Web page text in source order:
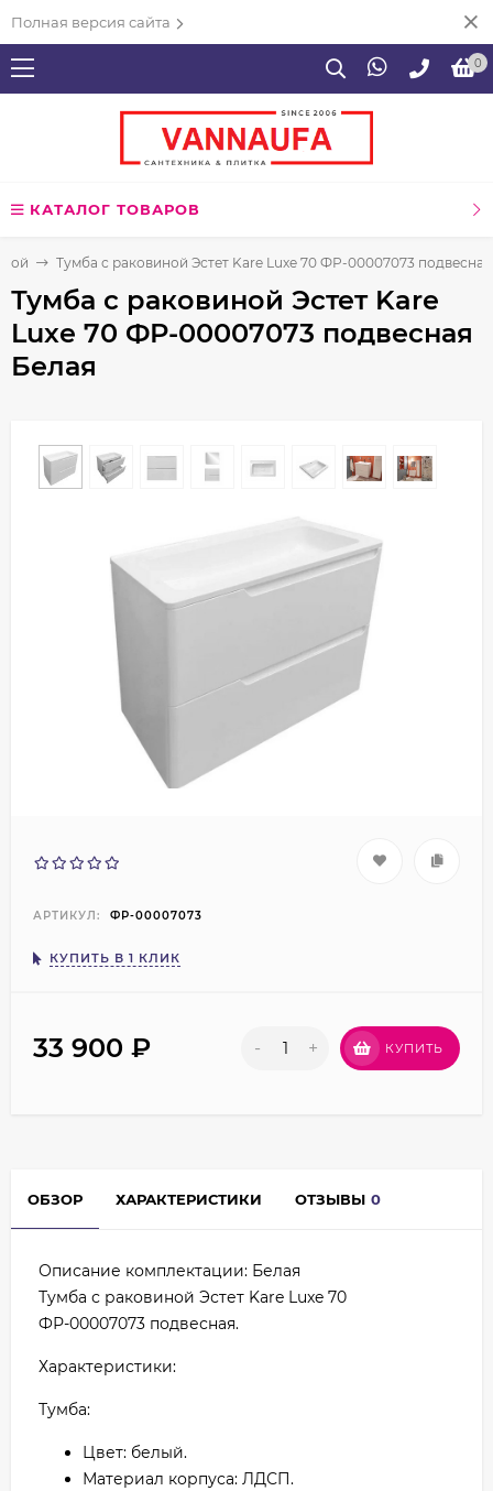
Полная версия сайта
0
КАТАЛОГ ТОВАРОВ
Тумба с раковиной Эстет Kare Luxe 70 ФР-00007073
Тумба с раковиной Эстет Kare
Luxe 70 ФР-00007073 подвесная
Белая
АРТИКУЛ: ФР-00007073
КУПИТЬ В 1 КЛИК
33 900 ₽ - + КУПИТЬ
ОБЗОР ХАРАКТЕРИСТИКИ ОТЗЫВЫ 0
Описание комплектации: Белая
Тумба с раковиной Эстет Kare Luxe 70
ФР-00007073 подвесная.
Характеристики:
Тумба:
Цвет: белый.
Материал корпуса: ЛДСП.